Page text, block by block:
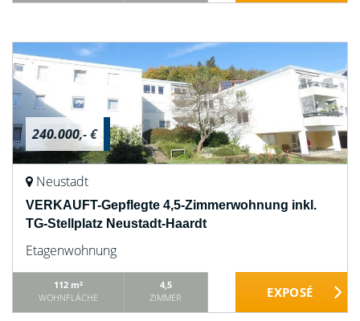
240.000,- €
Neustadt
VERKAUFT-Gepflegte 4,5-Zimmerwohnung inkl.
TG-Stellplatz Neustadt-Haardt
Etagenwohnung
112 m²
WOHNFLÄCHE
4,5
ZIMMER